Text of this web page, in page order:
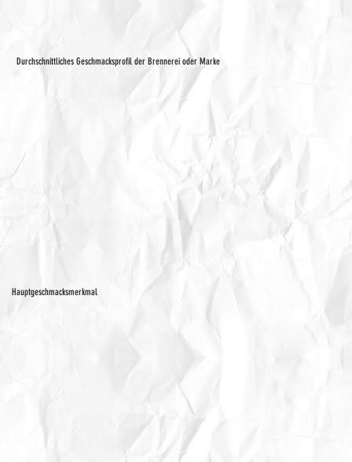
Durchschnittliches Geschmacksprofil der Brennerei oder Marke
Hauptgeschmacksmerkmal